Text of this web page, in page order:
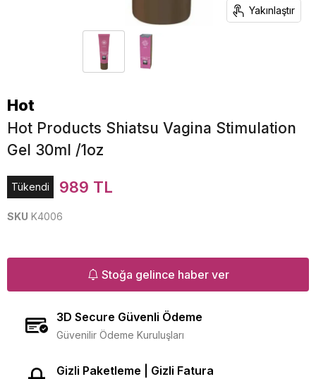
Yakınlaştır
Hot
Hot Products Shiatsu Vagina Stimulation
Gel 30ml /1oz
Tükendi 989 TL
SKU K4006
Stoğa gelince haber ver
3D Secure Güvenli Ödeme
Güvenilir Ödeme Kuruluşları
Gizli Paketleme | Gizli Fatura